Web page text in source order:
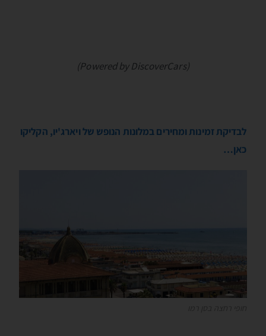
(Powered by DiscoverCars)
לבדיקת זמינות ומחירים במלונות הנופש של ויארג'יו, הקליקו
כאן…